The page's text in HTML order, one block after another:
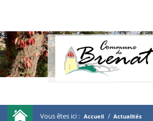
Vous êtes ici : Accueil / Actualités